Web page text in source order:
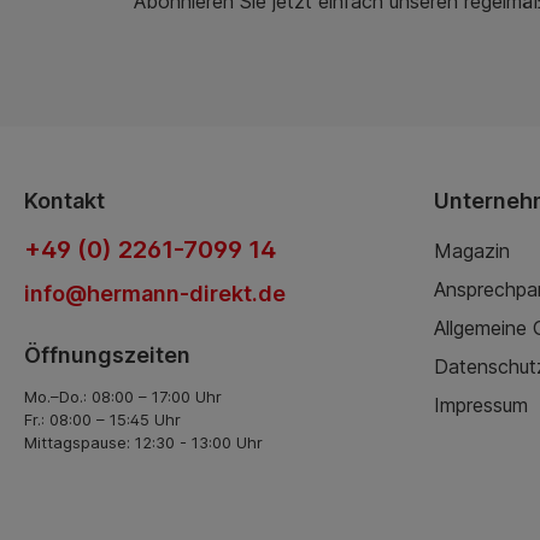
Kontakt
+49 (0) 2261-7099 14
info@hermann-direkt.de
Öffnungszeiten
Mo.–Do.: 08:00 – 17:00 Uhr
Fr.: 08:00 – 15:45 Uhr
Mittagspause: 12:30 - 13:00 Uhr
Magazin
Allgemeine
Impressum